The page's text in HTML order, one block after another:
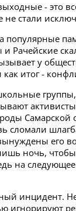
- это
стали
популярные
и Рачейские
у
итог -
Самарской
сломали
его
ночь, чтобы
на
инцидент.
игнорируют